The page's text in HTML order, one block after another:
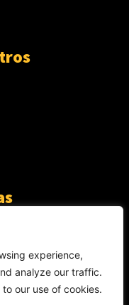
experience,
analyze our traffic.
our use of cookies.
423
234